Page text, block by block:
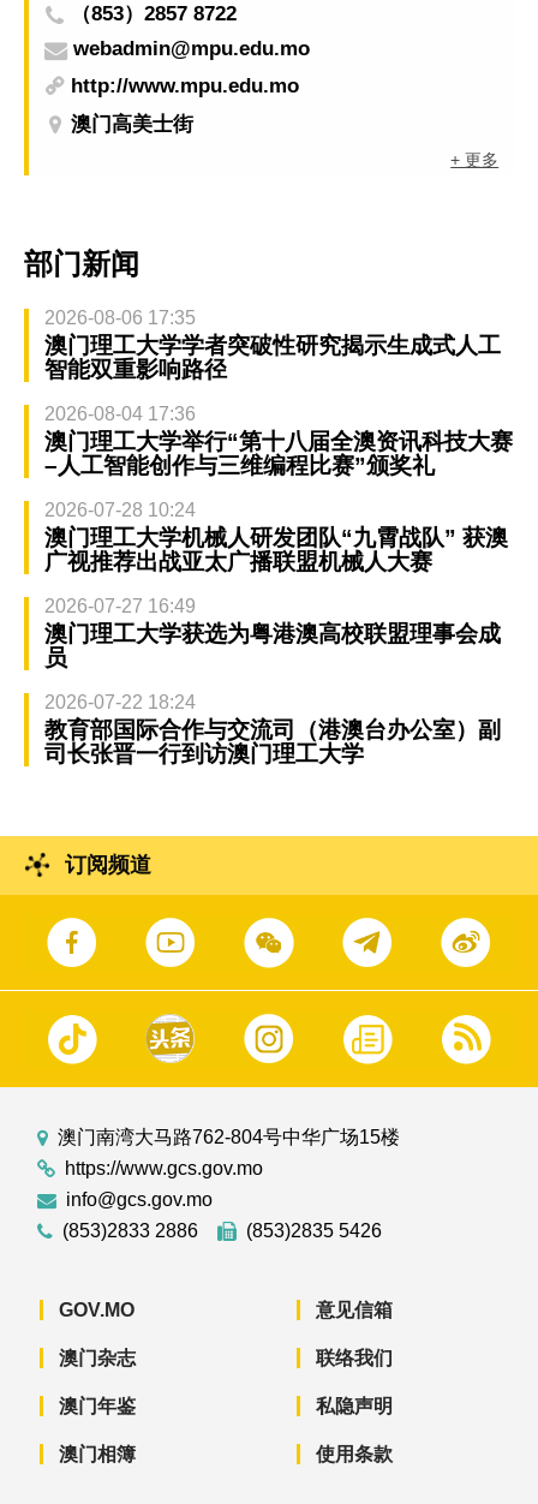
（853）2857 8722
webadmin@mpu.edu.mo
http://www.mpu.edu.mo
澳门高美士街
+ 更多
部门新闻
2026-08-06 17:35
澳门理工大学学者突破性研究揭示生成式人工
智能双重影响路径
2026-08-04 17:36
澳门理工大学举行“第十八届全澳资讯科技大赛
–人工智能创作与三维编程比赛”颁奖礼
2026-07-28 10:24
澳门理工大学机械人研发团队“九霄战队” 获澳
广视推荐出战亚太广播联盟机械人大赛
2026-07-27 16:49
澳门理工大学获选为粤港澳高校联盟理事会成
员
2026-07-22 18:24
教育部国际合作与交流司（港澳台办公室）副
司长张晋一行到访澳门理工大学
订阅频道
澳门南湾大马路762-804号中华广场15楼
https://www.gcs.gov.mo
info@gcs.gov.mo
(853)2833 2886
(853)2835 5426
GOV.MO
澳门杂志
澳门年鉴
澳门相簿
意见信箱
联络我们
私隐声明
使用条款